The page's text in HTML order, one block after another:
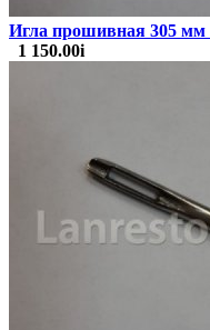
Игла прошивная 305 мм
1 150.00i